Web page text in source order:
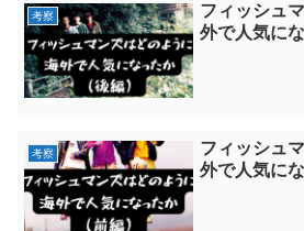
考察
フィッシュ
外で人気に
考察
フィッシュ
外で人気に